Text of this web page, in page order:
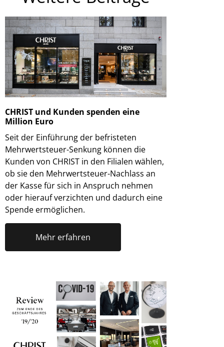
CHRIST und Kunden spenden eine
Million Euro
Seit der Einführung der befristeten
Mehrwertsteuer-Senkung können die
Kunden von CHRIST in den Filialen wählen,
ob sie den Mehrwertsteuer-Nachlass an
der Kasse für sich in Anspruch nehmen
oder hierauf verzichten und dadurch eine
Spende ermöglichen.
Mehr erfahren